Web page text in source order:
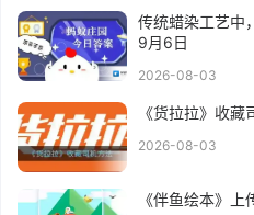
传统蜡染工艺中
9月6日
2026-08-03
《货拉拉》收藏
2026-08-03
《伴鱼绘本》上